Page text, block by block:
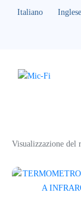
Italiano Inglese
Visualizzazione del